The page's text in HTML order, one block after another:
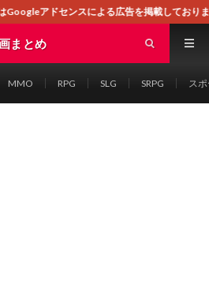
による広告を掲載しております。
まとめ
MMO RPG SLG SRPG ス